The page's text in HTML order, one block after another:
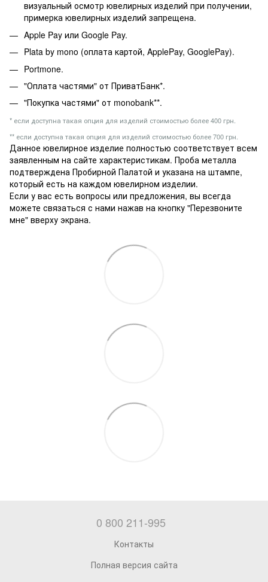
визуальный осмотр ювелирных изделий при получении,
примерка ювелирных изделий запрещена.
Apple Pay или Google Pay.
Plata by mono (оплата картой, ApplePay, GooglePay).
Portmone.
"Оплата частями" от ПриватБанк*.
"Покупка частями" от monobank**.
* если доступна такая опция для изделий стоимостью более 400 грн.
** если доступна такая опция для изделий стоимостью более 700 грн.
Данное ювелирное изделие полностью соответствует всем
заявленным на сайте характеристикам. Проба металла
подтверждена Пробирной Палатой и указана на штампе,
который есть на каждом ювелирном изделии.
Если у вас есть вопросы или предложения, вы всегда
можете связаться с нами нажав на кнопку "Перезвоните
мне" вверху экрана.
0 800 211-995
Контакты
Полная версия сайта